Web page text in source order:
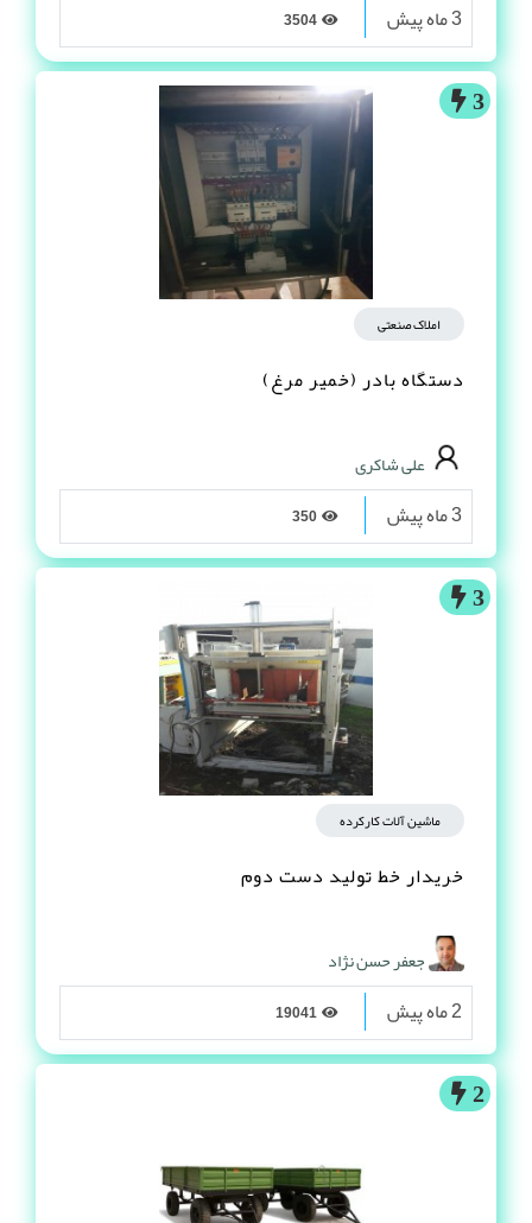
3 ماه پیش
3
املاک صنعتی
دستگاه بادر (خمیر مرغ)
علی شاکری
3 ماه پیش
3
ماشین آلات کارکرده
خریدار خط تولید دست دوم
جعفر حسن نژاد
2 ماه پیش
2